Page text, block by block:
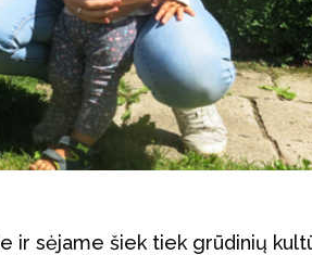
ir sėjame šiek tiek grūdinių